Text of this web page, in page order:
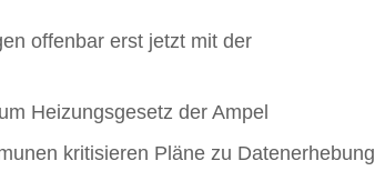
offenbar erst jetzt mit der
Heizungsgesetz der Ampel
kritisieren Pläne zu Datenerhebung